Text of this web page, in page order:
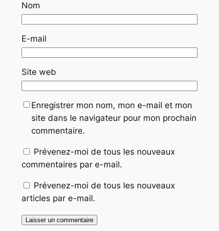
Nom
E-mail
Site web
Enregistrer mon nom, mon e-mail et mon
site dans le navigateur pour mon prochain
commentaire.
Prévenez-moi de tous les nouveaux
commentaires par e-mail.
Prévenez-moi de tous les nouveaux
articles par e-mail.